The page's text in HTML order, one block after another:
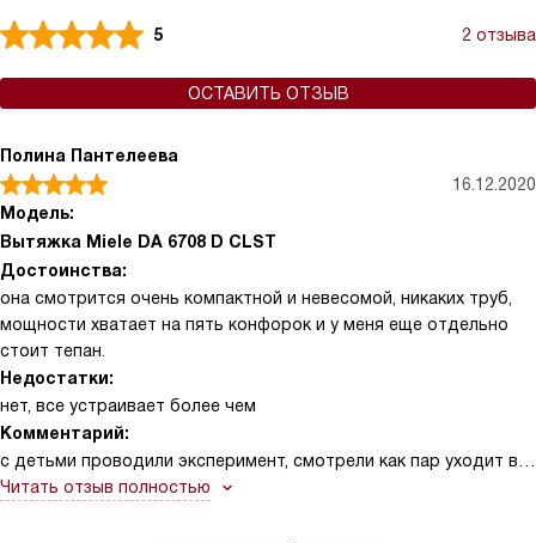
5 2 отзыва
ОСТАВИТЬ ОТЗЫВ
Полина Пантелеева
16.12.2020
Модель:
Вытяжка Miele DA 6708 D CLST
Достоинства:
она смотрится очень компактной и невесомой, никаких труб,
мощности хватает на пять конфорок и у меня еще отдельно
стоит тепан.
Недостатки:
нет, все устраивает более чем
Комментарий:
с детьми проводили эксперимент, смотрели как пар уходит в
вытяжку. Тут самое главнео правильно расположить, в
Читать отзыв полностью